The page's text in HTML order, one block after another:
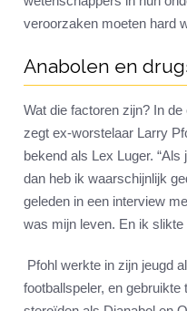
veroorzaken moeten hard
Anabolen en
Wat die factoren zijn? In
zegt ex-worstelaar Larry
bekend als Lex Luger.
dan heb ik waarschijnlijk
geleden in een interview
was mijn leven. En ik slikte
Pfohl werkte in zijn jeugd
footballspeler, en